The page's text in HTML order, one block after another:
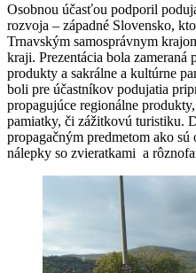
Osobnou účasťou podporil
rozvoja – západné Slovensko,
Trnavským samosprávnym
kraji. Prezentácia bola zameraná
produkty a sakrálne a kultúrne
boli pre účastníkov podujatia
propagujúce regionálne
pamiatky, či zážitkovú turistiku.
propagačným predmetom ako
nálepky so zvieratkami a